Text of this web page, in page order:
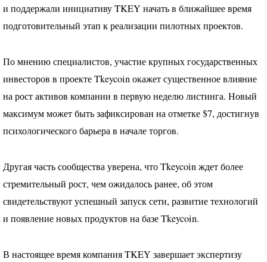
и поддержали инициативуTKEYначать в ближайшее время
подготовительный этап к реализации пилотных проектов.
По мнению специалистов, участие крупных государственных
инвесторов в проекте Tkeycoin окажет существенное влияние
на рост активов компании в первую неделю листинга. Новый
максимум может быть зафиксирован на отметке $7, достигнув
психологического барьера в начале торгов.
Другая часть сообщества уверена, что Tkeycoin ждет более
стремительный рост, чем ожидалось ранее, об этом
свидетельствуют успешный запуск сети, развитие технологий
и появление новых продуктов на базе Tkeycoin.
В настоящее время компанияTKEYзавершает экспертизу